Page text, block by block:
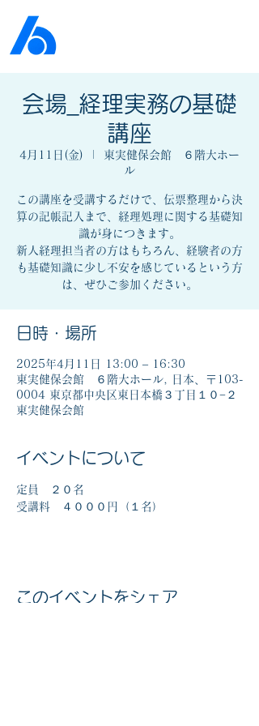
会場_経理実務の基礎
講座
4月11日(金)
東実健保会館 ６階大ホー
ル
この講座を受講するだけで、伝票整理から決
算の記帳記入まで、経理処理に関する基礎知
識が身につきます。
新人経理担当者の方はもちろん、経験者の方
も基礎知識に少し不安を感じているという方
日時・場所
2025年4月11日 13:00 – 16:30
東実健保会館 ６階大ホール, 日本、〒103-
0004 東京都中央区東日本橋３丁目１０−２
東実健保会館
イベントについて
定員　２０名
受講料　４０００円（１名）
このイベントをシェア